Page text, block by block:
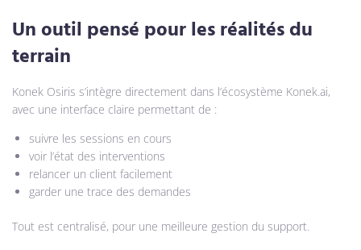
Un outil pensé pour les réalités du
terrain
Konek Osiris s’intègre directement dans l’écosystème Konek.ai,
avec une interface claire permettant de :
suivre les sessions en cours
voir l’état des interventions
relancer un client facilement
garder une trace des demandes
Tout est centralisé, pour une meilleure gestion du support.